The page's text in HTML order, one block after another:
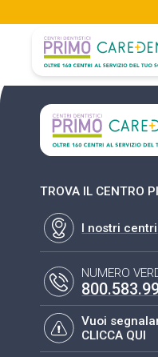
TROVA IL CENTRO
I nostri centri
NUMERO
Vuoi
CLICCA QUI